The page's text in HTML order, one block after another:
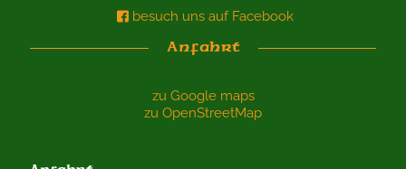
besuch uns auf Facebook
Anfahrt
zu Google maps
zu OpenStreetMap